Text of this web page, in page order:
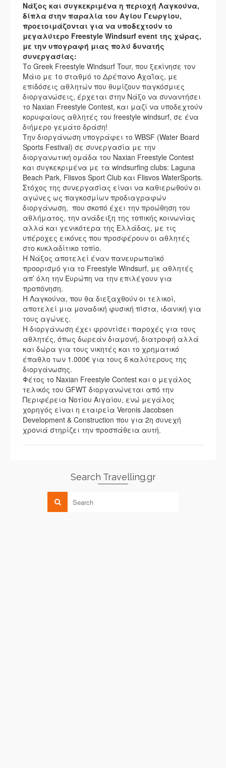
Νάξος και συγκεκριμένα η περιοχή Λαγκούνα,
δίπλα στην παραλία του Αγίου Γεωργίου,
προετοιμάζονται για να υποδεχτούν το
μεγαλύτερο Freestyle Windsurf event της χώρας,
με την υπογραφή μιας πολύ δυνατής
συνεργασίας:
Το Greek Freestyle Windsurf Tour, που ξεκίνησε τον
Μάιο με 1ο σταθμό το Δρέπανο Αχαΐας, με
επιδόσεις αθλητών που θυμίζουν παγκόσμιες
διοργανώσεις, έρχεται στην Νάξο να συναντήσει
το Naxian Freestyle Contest, και μαζί να υποδεχτούν
κορυφαίους αθλητές του freestyle windsurf, σε ένα
διήμερο γεμάτο δράση!
Την διοργάνωση υπογράφει το WBSF (Water Board
Sports Festival) σε συνεργασία με την
διοργανωτική ομάδα του Naxian Freestyle Contest
και συγκεκριμένα με τα windsurfing clubs: Laguna
Beach Park, Flisvos Sport Club και Flisvos WaterSports.
Στόχος της συνεργασίας είναι να καθιερωθούν οι
αγώνες ως παγκοσμίων προδιαγραφών
διοργάνωση, που σκοπό έχει την προώθηση του
αθλήματος, την ανάδειξη της τοπικής κοινωνίας
αλλά και γενικότερα της Ελλάδας, με τις
υπέροχες εικόνες που προσφέρουν οι αθλητές
στο κυκλαδίτικο τοπίο.
H Νάξος αποτελεί έναν πανευρωπαϊκό
προορισμό για το Freestyle Windsurf, με αθλητές
απ’ όλη την Ευρώπη να την επιλέγουν για
προπόνηση.
Η Λαγκούνα, που θα διεξαχθούν οι τελικοί,
αποτελεί μια μοναδική φυσική πίστα, ιδανική για
τους αγώνες.
Η διοργάνωση έχει φροντίσει παροχές για τους
αθλητές, όπως δωρεάν διαμονή, διατροφή αλλά
και δώρα για τους νικητές και το χρηματικό
έπαθλο των 1.000€ για τους 6 καλύτερους της
διοργάνωσης.
Φέτος το Naxian Freestyle Contest και ο μεγάλος
τελικός του GFWT διοργανώνεται από την
Περιφέρεια Νοτίου Αιγαίου, ενώ μεγάλος
χορηγός είναι η εταιρεία Veronis Jacobsen
Development & Construction που για 2η συνεχή
χρονιά στηρίζει την προσπάθεια αυτή.
Search Travelling.gr